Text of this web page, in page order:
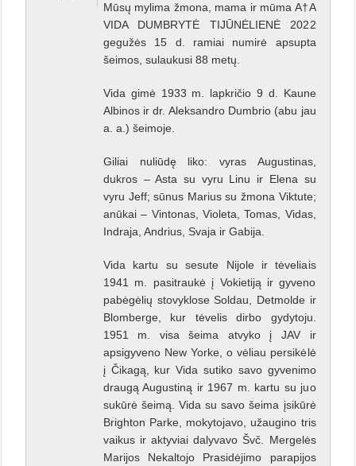
Mūsų mylima žmona, mama ir mūma A†A
VIDA DUMBRYTĖ TIJŪNĖLIENĖ 2022
gegužės 15 d. ramiai numirė apsupta
šeimos, sulaukusi 88 metų.
Vida gimė 1933 m. lapkričio 9 d. Kaune
Albinos ir dr. Aleksandro Dumbrio (abu jau
a. a.) šeimoje.
Giliai nuliūdę liko: vyras Augustinas,
dukros – Asta su vyru Linu ir Elena su
vyru Jeff; sūnus Marius su žmona Viktute;
anūkai – Vintonas, Violeta, Tomas, Vidas,
Indraja, Andrius, Svaja ir Gabija.
Vida kartu su sesute Nijole ir tėveliais
1941 m. pasitraukė į Vokietiją ir gyveno
pabėgėlių stovyklose Soldau, Detmolde ir
Blomberge, kur tėvelis dirbo gydytoju.
1951 m. visa šeima atvyko į JAV ir
apsigyveno New Yorke, o vėliau persikėlė
į Čikagą, kur Vida sutiko savo gyvenimo
draugą Augustiną ir 1967 m. kartu su juo
sukūrė šeimą. Vida su savo šeima įsikūrė
Brighton Parke, mokytojavo, užaugino tris
vaikus ir aktyviai dalyvavo Švč. Mergelės
Marijos Nekaltojo Prasidėjimo parapijos